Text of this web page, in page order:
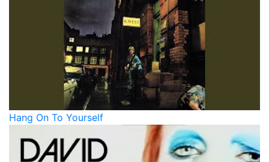
Hang On To Yourself